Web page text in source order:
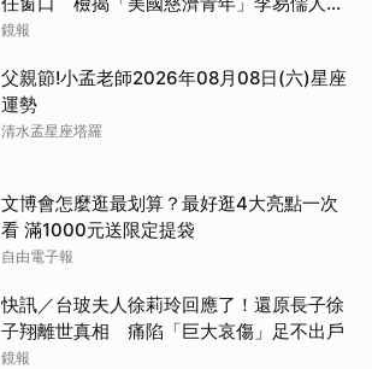
網絡
鏡報
父親節!小孟老師2026年08月08日(六)星座
運勢
清水孟星座塔羅
文博會怎麼逛最划算？最好逛4大亮點一次
看 滿1000元送限定提袋
自由電子報
快訊／台玻夫人徐莉玲回應了！還原長子徐
子翔離世真相 痛陷「巨大哀傷」足不出戶
鏡報